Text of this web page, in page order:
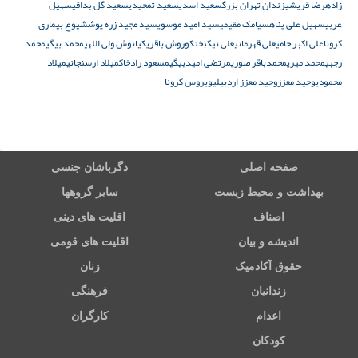
زادهرضا قریشیزندان تهران بزرگسعید اسدیسعید تمجیدیسعید گل بداقیسهیل
عربیسهیل علی پناهسیامک مقیمیسید امید موسویسید مجید زره پوششیوع بیماری
کروناعلی اکبر حامیعلی قهرمانیعلی نیکبختکوروش باقریکیانوش ولی اللهیمحمد بیگیمحمد
رجبیمحمد میریمحمدباقر صوریمرتضی امیدبیگیمسعود رادخاکمیلاد ارسنجانیمیلاد
محمودیوحید معززوحید معزز اردبیلیویروس کرونا
صفحه اصلی دگرباشان جنسی
بهداشت و محیط زیست سایر گروهها
اصناف اقلیت های دینی
اندیشه و بیان اقلیت های قومی
حقوق آکادمیک زنان
زندانیان فرهنگی
اعدام کارگران
کودکان